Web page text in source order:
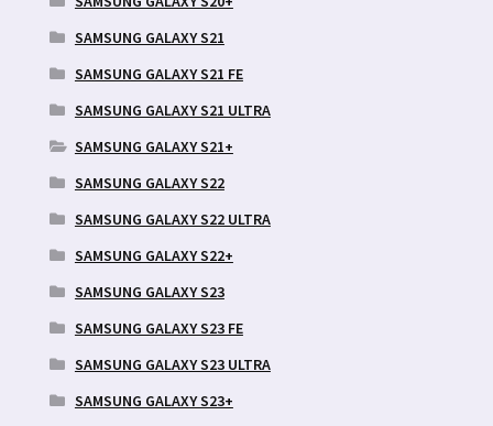
SAMSUNG GALAXY S21
SAMSUNG GALAXY S21 FE
SAMSUNG GALAXY S21 ULTRA
SAMSUNG GALAXY S21+
SAMSUNG GALAXY S22
SAMSUNG GALAXY S22 ULTRA
SAMSUNG GALAXY S22+
SAMSUNG GALAXY S23
SAMSUNG GALAXY S23 FE
SAMSUNG GALAXY S23 ULTRA
SAMSUNG GALAXY S23+